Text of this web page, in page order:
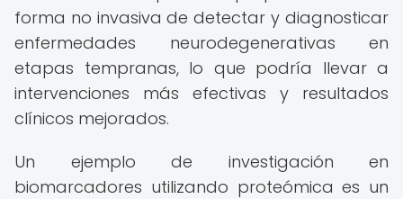
forma no invasiva de detectar y diagnosticar
enfermedades neurodegenerativas en
etapas tempranas, lo que podría llevar a
intervenciones más efectivas y resultados
clínicos mejorados.
Un ejemplo de investigación en
biomarcadores utilizando proteómica es un